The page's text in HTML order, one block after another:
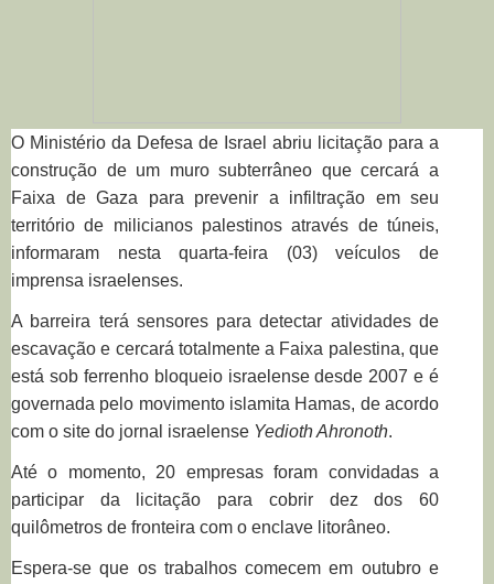
O Ministério da Defesa de Israel abriu licitação para a
construção de um muro subterrâneo que cercará a
Faixa de Gaza para prevenir a infiltração em seu
território de milicianos palestinos através de túneis,
informaram nesta quarta-feira (03) veículos de
imprensa israelenses.
A barreira terá sensores para detectar atividades de
escavação e cercará totalmente a Faixa palestina, que
está sob ferrenho bloqueio israelense desde 2007 e é
governada pelo movimento islamita Hamas, de acordo
com o site do jornal israelense Yedioth Ahronoth.
Até o momento, 20 empresas foram convidadas a
participar da licitação para cobrir dez dos 60
quilômetros de fronteira com o enclave litorâneo.
Espera-se que os trabalhos comecem em outubro e